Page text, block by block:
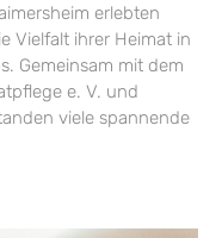
erlebten
Vielfalt ihrer Heimat in
Gemeinsam mit dem
e. V. und
viele spannende